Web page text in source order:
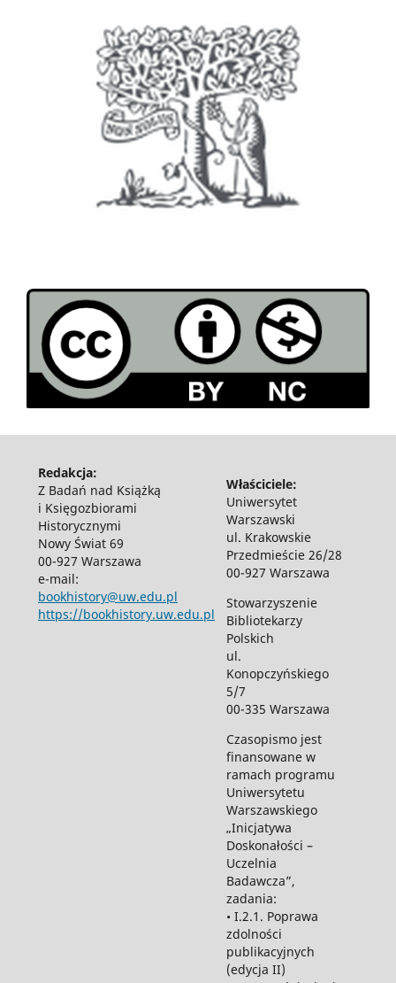
Redakcja:
Z Badań nad Książką
i Księgozbiorami
Historycznymi
Nowy Świat 69
00-927 Warszawa
e-mail:
bookhistory@uw.edu.pl
https://bookhistory.uw.edu.pl
Właściciele:
Uniwersytet
Warszawski
ul. Krakowskie
Przedmieście 26/28
00-927 Warszawa
Stowarzyszenie
Bibliotekarzy
Polskich
ul.
Konopczyńskiego
5/7
00-335 Warszawa
Czasopismo jest
finansowane w
ramach programu
Uniwersytetu
Warszawskiego
„Inicjatywa
Doskonałości –
Uczelnia
Badawcza”,
zadania:
• I.2.1. Poprawa
zdolności
publikacyjnych
(edycja II)